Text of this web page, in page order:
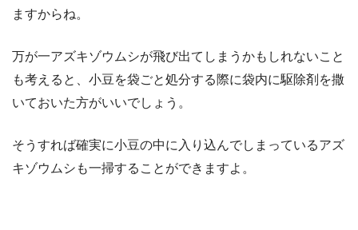
ますからね。
万が一アズキゾウムシが飛び出てしまうかもしれないこと
も考えると、小豆を袋ごと処分する際に袋内に駆除剤を撒
いておいた方がいいでしょう。
そうすれば確実に小豆の中に入り込んでしまっているアズ
キゾウムシも一掃することができますよ。